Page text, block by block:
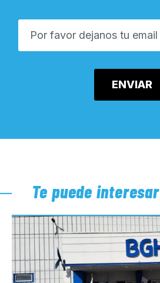
Te puede interesar